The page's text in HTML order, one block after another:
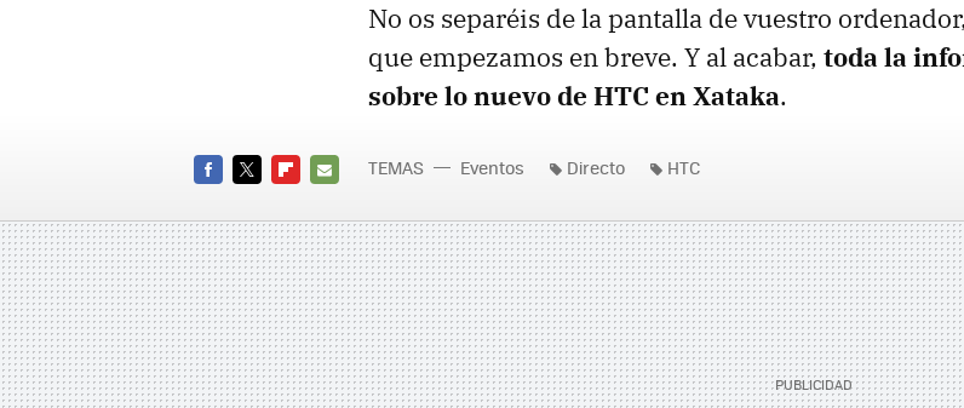
No os separéis de la pantalla de vuestro
que empezamos en breve. Y al acabar, toda la
sobre lo nuevo de HTC en Xataka.
MAIL
TEMAS Eventos Directo HTC